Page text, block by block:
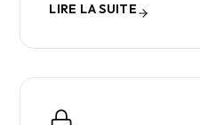
LIRE LA SUITE